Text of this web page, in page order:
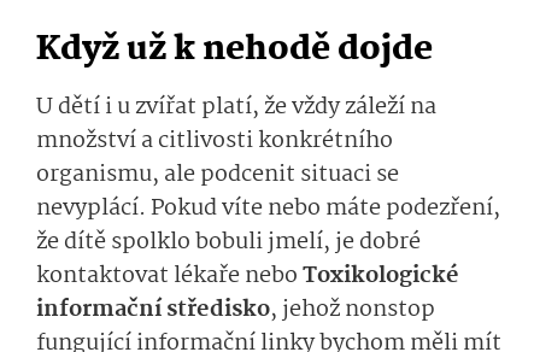
Když už k nehodě dojde
U dětí i u zvířat platí, že vždy záleží na
množství a citlivosti konkrétního
organismu, ale podcenit situaci se
nevyplácí. Pokud víte nebo máte podezření,
že dítě spolklo bobuli jmelí, je dobré
kontaktovat lékaře neboToxikologické
informační středisko, jehož nonstop
fungující informační linky bychom měli mít